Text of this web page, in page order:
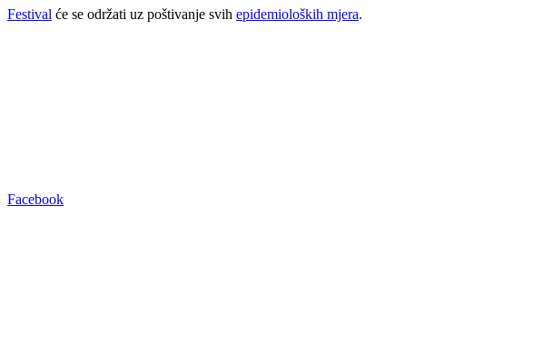
Festival će se održati uz poštivanje svih epidemioloških mjera.
Facebook